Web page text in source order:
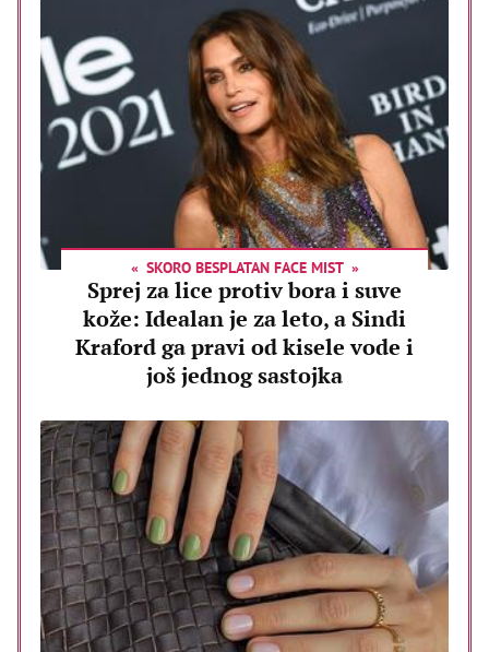
SKORO BESPLATAN FACE MIST
Sprej za lice protiv bora i suve
kože: Idealan je za leto, a Sindi
Kraford ga pravi od kisele vode i
još jednog sastojka